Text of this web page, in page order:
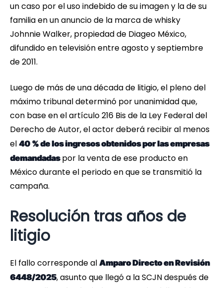
un caso por el uso indebido de su imagen y la de su
familia en un anuncio de la marca de whisky
Johnnie Walker, propiedad de Diageo México,
difundido en televisión entre agosto y septiembre
de 2011.
Luego de más de una década de litigio, el pleno del
máximo tribunal determinó por unanimidad que,
con base en el artículo 216 Bis de la Ley Federal del
Derecho de Autor, el actor deberá recibir al menos
el 40 % de los ingresos obtenidos por las empresas
demandadaspor la venta de ese producto en
México durante el periodo en que se transmitió la
campaña.
Resolución tras años de
litigio
El fallo corresponde al Amparo Directo en Revisión
6448/2025, asunto que llegó a la SCJN después de